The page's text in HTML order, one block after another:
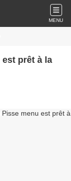
MENU
prêt à la